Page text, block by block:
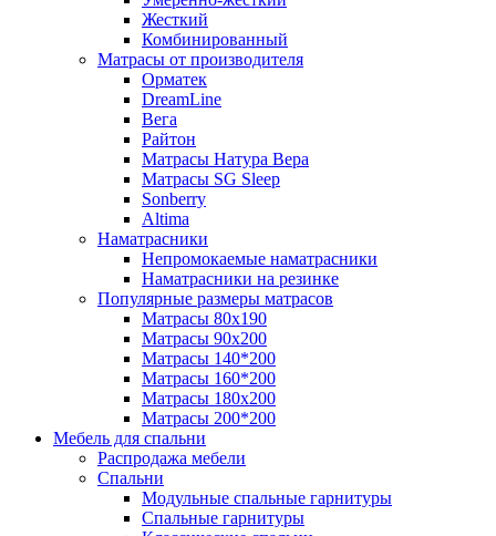
Жесткий
Комбинированный
Матрасы от производителя
Орматек
DreamLine
Вега
Райтон
Матрасы Натура Вера
Матрасы SG Sleep
Sonberry
Altima
Наматрасники
Непромокаемые наматрасники
Наматрасники на резинке
Популярные размеры матрасов
Матрасы 80x190
Матрасы 90x200
Матрасы 140*200
Матрасы 160*200
Матрасы 180x200
Матрасы 200*200
Мебель для спальни
Распродажа мебели
Спальни
Модульные спальные гарнитуры
Спальные гарнитуры